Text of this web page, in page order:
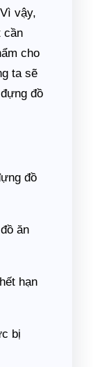
vậy,
cần
cho
ta sẽ
đồ
đồ
ăn
hạn
bị